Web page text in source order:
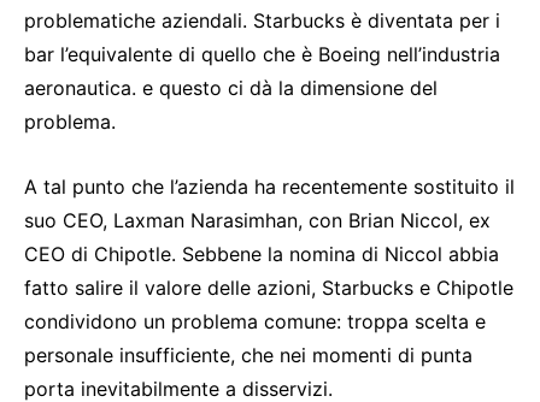
problematiche aziendali. Starbucks è diventata per i
bar l’equivalente di quello che è Boeing nell’industria
aeronautica. e questo ci dà la dimensione del
problema.
A tal punto che l’azienda ha recentemente sostituito il
suo CEO, Laxman Narasimhan, con Brian Niccol, ex
CEO di Chipotle. Sebbene la nomina di Niccol abbia
fatto salire il valore delle azioni, Starbucks e Chipotle
condividono un problema comune: troppa scelta e
personale insufficiente, che nei momenti di punta
porta inevitabilmente a disservizi.